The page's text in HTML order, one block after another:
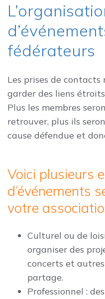
fédérateurs
Les prises de
garder des liens
Plus les membres
retrouver, plus ils
cause défendue et
Voici plusieurs
d’événements
votre
Culturel ou de
organiser des
concerts et
partage.
Professionnel :